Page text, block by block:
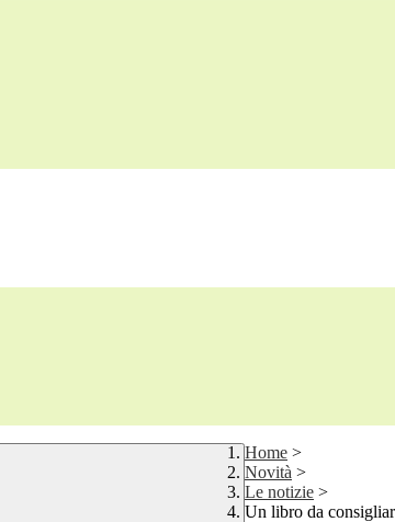
Home >
Novità >
Le notizie >
Un libro da